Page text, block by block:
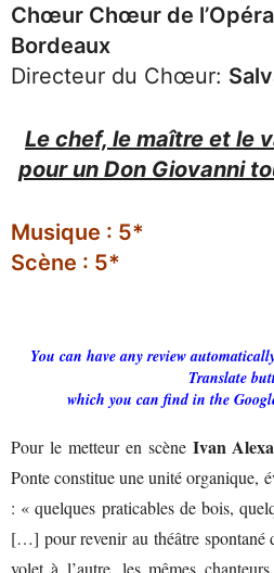
Chœur Chœur de
Bordeaux
Directeur du Chœur:
Le chef, le maître et le
pour un Don Giovanni
Musique : 5*
Scène : 5*
You can have any review
Translate
which you can find in the
Pour le metteur en scène Ivan
Ponte constitue une unité organique,
: « quelques praticables de bois,
[…] pour revenir au théâtre spontané
volet à l’autre, les mêmes